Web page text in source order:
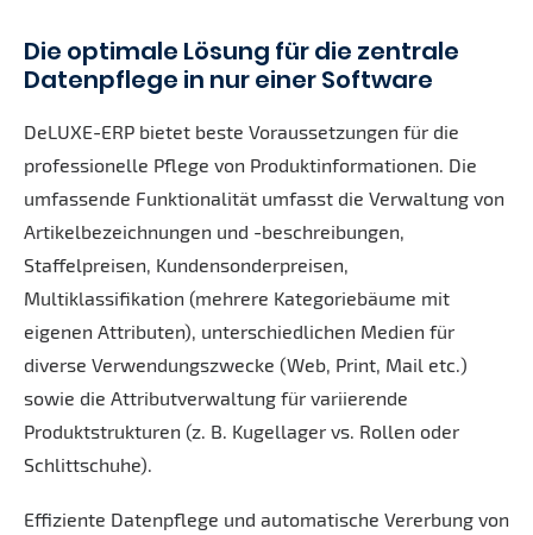
Die optimale Lösung für die zentrale
Datenpflege in nur einer Software
DeLUXE-ERP bietet beste Voraussetzungen für die
professionelle Pflege von Produktinformationen. Die
umfassende Funktionalität umfasst die Verwaltung von
Artikelbezeichnungen und -beschreibungen,
Staffelpreisen, Kundensonderpreisen,
Multiklassifikation (mehrere Kategoriebäume mit
eigenen Attributen), unterschiedlichen Medien für
diverse Verwendungszwecke (Web, Print, Mail etc.)
sowie die Attributverwaltung für variierende
Produktstrukturen (z. B. Kugellager vs. Rollen oder
Schlittschuhe).
Effiziente Datenpflege und automatische Vererbung von